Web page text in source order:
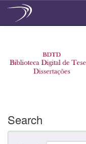
Search